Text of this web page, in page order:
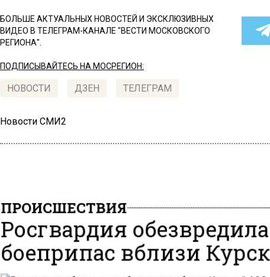
БОЛЬШЕ АКТУАЛЬНЫХ НОВОСТЕЙ И ЭКСКЛЮЗИВНЫХ
ВИДЕО В ТЕЛЕГРАМ-КАНАЛЕ "ВЕСТИ МОСКОВСКОГО
РЕГИОНА".
ПОДПИСЫВАЙТЕСЬ НА МОСРЕГИОН:
НОВОСТИ ДЗЕН ТЕЛЕГРАМ
Новости СМИ2
ПРОИСШЕСТВИЯ
Росгвардия обезвредила
боеприпас вблизи